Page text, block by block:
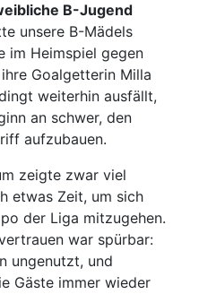
B-Jugend
unsere B-Mädels
im Heimspiel gegen
Goalgetterin Milla
weiterhin ausfällt,
an schwer, den
aufzubauen.
zeigte zwar viel
etwas Zeit, um sich
der Liga mitzugehen.
war spürbar:
ungenutzt, und
Gäste immer wieder